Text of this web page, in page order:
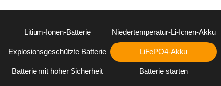
Litium-Ionen-Batterie Niedertemperatur-Li-Ionen-Akku
Explosionsgeschützte Batterie LiFePO4-Akku
Batterie mit hoher Sicherheit Batterie starten